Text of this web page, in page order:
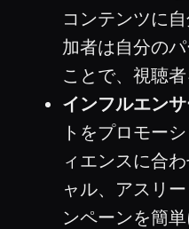
コンテンツに
加者は自分の
ことで、視聴
インフルエン
トをプロモー
ィエンスに合
ャル、アスリ
ンペーンを簡